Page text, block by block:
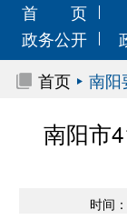
首 页
政务公开
首页
南阳
南阳市
时间